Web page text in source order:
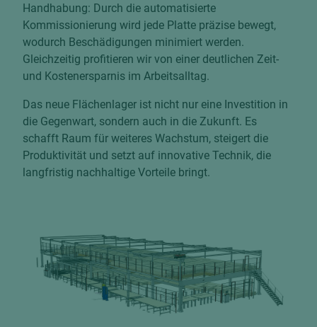
Handhabung: Durch die automatisierte
Kommissionierung wird jede Platte präzise bewegt,
wodurch Beschädigungen minimiert werden.
Gleichzeitig profitieren wir von einer deutlichen Zeit-
und Kostenersparnis im Arbeitsalltag.
Das neue Flächenlager ist nicht nur eine Investition in
die Gegenwart, sondern auch in die Zukunft. Es
schafft Raum für weiteres Wachstum, steigert die
Produktivität und setzt auf innovative Technik, die
langfristig nachhaltige Vorteile bringt.